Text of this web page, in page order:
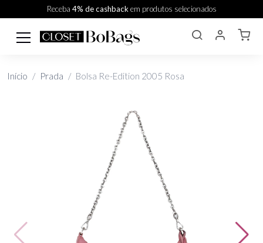
Receba 4% de cashbackem produtos selecionados
Início Prada Bolsa Re-Edition 2005 Rosa